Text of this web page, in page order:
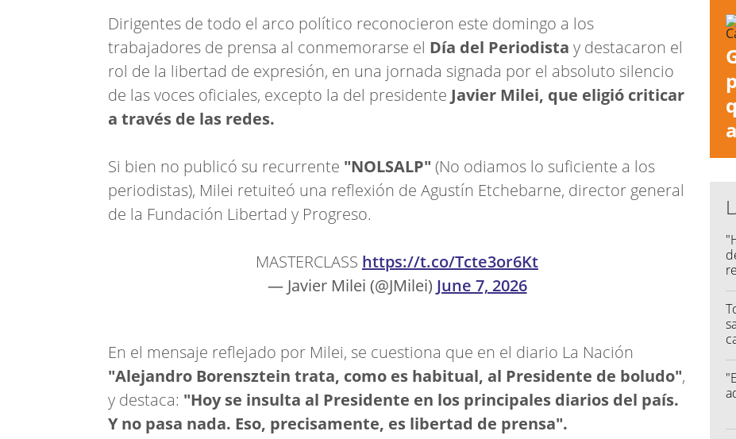
Dirigentes de todo el arco político reconocieron este domingo a los
trabajadores de prensa al conmemorarse el Día del Periodista y destacaron el
rol de la libertad de expresión, en una jornada signada por el absoluto silencio
de las voces oficiales, excepto la del presidente Javier Milei, que eligió criticar
a través de las redes.
Si bien no publicó su recurrente "NOLSALP" (No odiamos lo suficiente a los
periodistas), Milei retuiteó una reflexión de Agustín Etchebarne, director general
de la Fundación Libertad y Progreso.
MASTERCLASS https://t.co/Tcte3or6Kt
— Javier Milei (@JMilei) June 7, 2026
En el mensaje reflejado por Milei, se cuestiona que en el diario La Nación
"Alejandro Borensztein trata, como es habitual, al Presidente de boludo",
y destaca: "Hoy se insulta al Presidente en los principales diarios del país.
Y no pasa nada. Eso, precisamente, es libertad de prensa".